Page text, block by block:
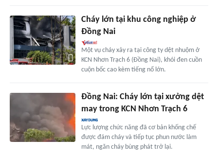
Cháy lớn tại khu công nghiệp ở
Đồng Nai
Một vụ cháy xảy ra tại công ty dệt nhuộm ở
KCN Nhơn Trạch 6 (Đồng Nai), khói đen cuồn
cuộn bốc cao kèm tiếng nổ lớn.
Đồng Nai: Cháy lớn tại xưởng dệt
may trong KCN Nhơn Trạch 6
Lực lượng chức năng đã cơ bản khống chế
được đám cháy và tiếp tục phun nước làm
mát, ngăn cháy bùng phát trở lại.